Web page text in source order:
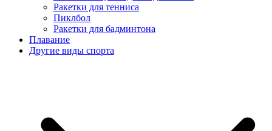
Ракетки для тенниса
Пиклбол
Ракетки для бадминтона
Плавание
Другие виды спорта